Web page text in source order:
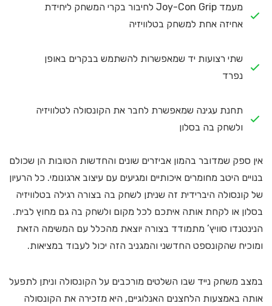
מעמד Joy-Con Grip לחיבור בקרי המשחק ליחידת
אחיזה אחת למשחק בטלוויזיה
שתי רצועות יד שמאפשרות להשתמש בבקרים באופן
נפרד
תחנת עגינה שמאפשרת לחבר את הקונסולה לטלוויזיה
ולשחק בה בסלון
אין ספק שמדובר בהמון אביזרים שונים והחדשות הטובות הן שכולם
בנויים היטב מחומרים איכותיים ומגיעים עם עיצוב ארגונומי. כל הרעיון
של קונסולה היברידית זה שניתן לשחק בה בצורה רגילה בטלוויזיה
בסלון או לקחת אותה איתכם לכל מקום ולשחק בה גם מחוץ לבית.
הנינטנדו סוויץ’ מתמודד בצורה יוצאת מהכלל עם המשימה הזאת
ומוכיח שהקונספט החדשני והמגניב הזה יכול לעבוד במציאות.
במצב משחק נייד שבו השלטים מורכבים על הקונסולה וניתן לתפעל
אותה באמצעות הלחצנים האנלוגיים, היא מזכירה את הקונסולה